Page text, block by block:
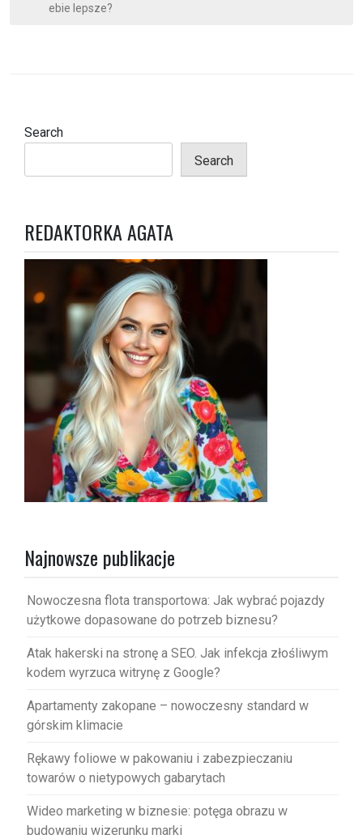
i
g
a
o
ebie lepsze?
Search
Search
REDAKTORKA AGATA
Najnowsze publikacje
Nowoczesna flota transportowa: Jak wybrać pojazdy
użytkowe dopasowane do potrzeb biznesu?
Atak hakerski na stronę a SEO. Jak infekcja złośliwym
kodem wyrzuca witrynę z Google?
Apartamenty zakopane – nowoczesny standard w
górskim klimacie
Rękawy foliowe w pakowaniu i zabezpieczaniu
towarów o nietypowych gabarytach
Wideo marketing w biznesie: potęga obrazu w
budowaniu wizerunku marki